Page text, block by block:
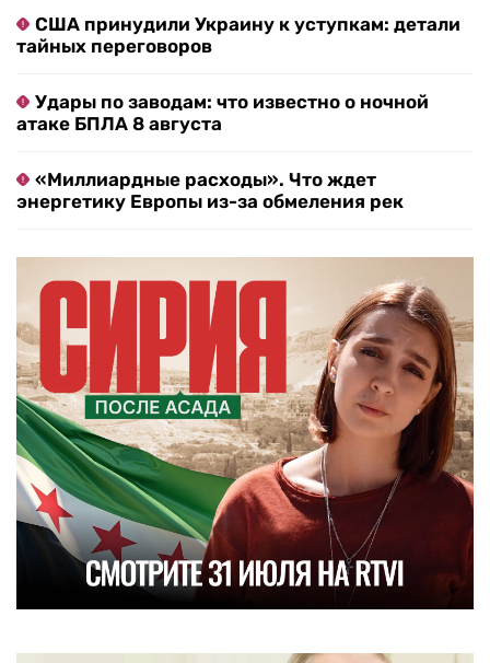
США принудили Украину к уступкам: детали
тайных переговоров
Удары по заводам: что известно о ночной
атаке БПЛА 8 августа
«Миллиардные расходы». Что ждет
энергетику Европы из-за обмеления рек